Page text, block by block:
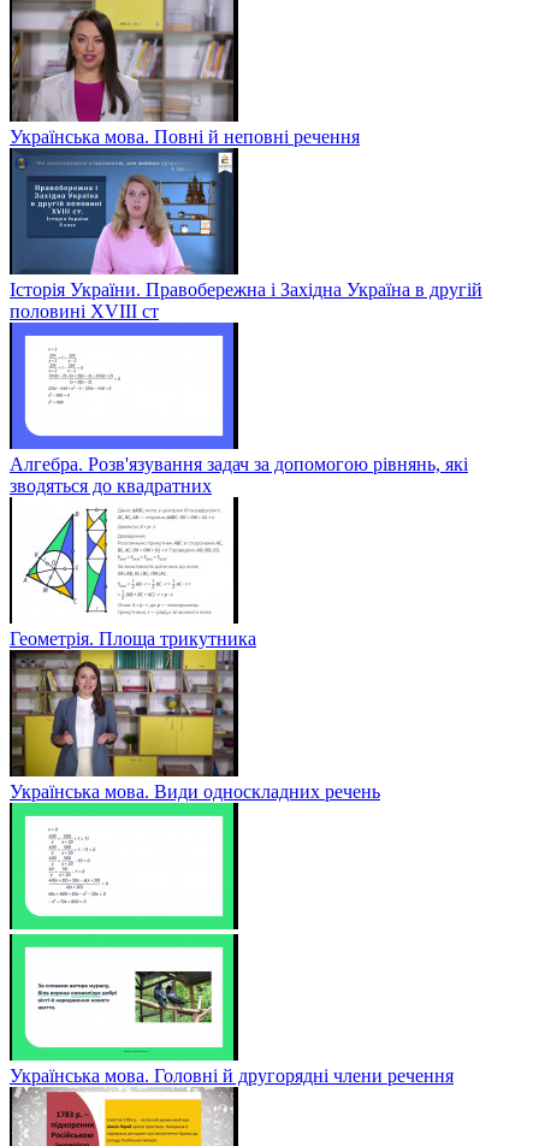
Українська мова. Повні й неповні речення
Історія України. Правобережна і Західна Україна в другій
половині XVIII ст
Алгебра. Розв'язування задач за допомогою рівнянь, які
зводяться до квадратних
Геометрія. Площа трикутника
Українська мова. Види односкладних речень
Українська мова. Головні й другорядні члени речення